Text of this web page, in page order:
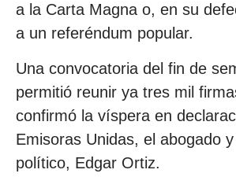
a la Carta Magna o, en su
a un referéndum popular.
Una convocatoria del fin de
permitió reunir ya tres mil
confirmó la víspera en
Emisoras Unidas, el abogado
político, Edgar Ortiz.